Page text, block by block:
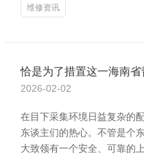
维修资讯
恰是为了措置这一海南
2026-02-02
在目下采集环境日益复杂的
东谈主们的热心。不管是个
大致领有一个安全、可靠的